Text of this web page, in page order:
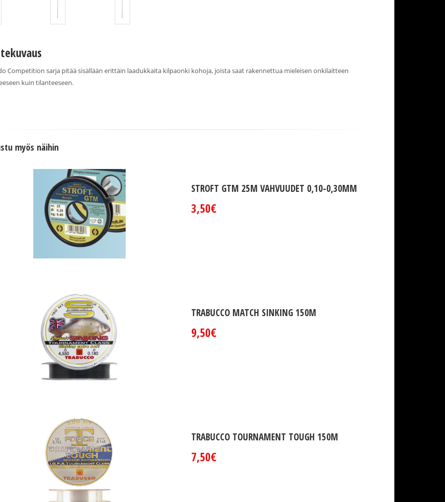
Competition sarja pitää sisällään erittäin laadukkaita kilpaonki kohoja, joista saat rakennettua mieleisen onkilaitteen
kuin tilanteeseen.
myös näihin
STROFT GTM 25M VAHVUUDET 0,10-0,30MM
3,50€
TRABUCCO MATCH SINKING 150M
9,50€
TRABUCCO TOURNAMENT TOUGH 150M
7,50€